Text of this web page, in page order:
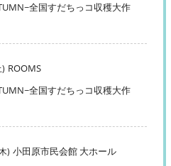
全国すだちっコ収穫大作
ROOMS
全国すだちっコ収穫大作
) 小田原市民会館 大ホール